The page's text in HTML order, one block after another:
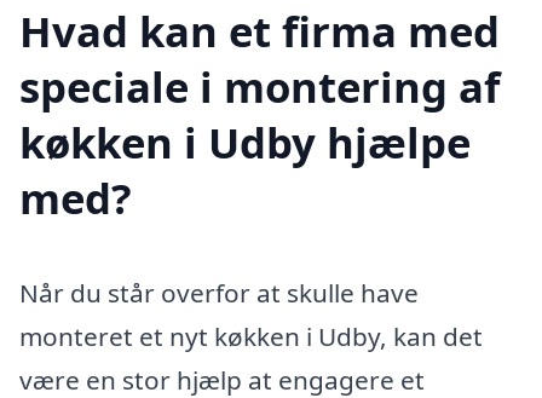
Hvad kan et firma med
speciale i montering af
køkken i Udby hjælpe
med?
Når du står overfor at skulle have
monteret et nyt køkken i Udby, kan det
være en stor hjælp at engagere et